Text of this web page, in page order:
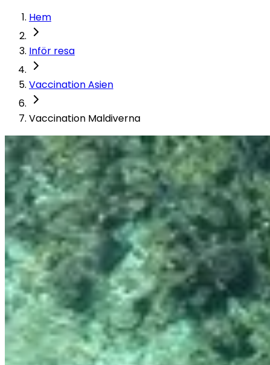
Hem
Inför resa
Vaccination Asien
Vaccination Maldiverna